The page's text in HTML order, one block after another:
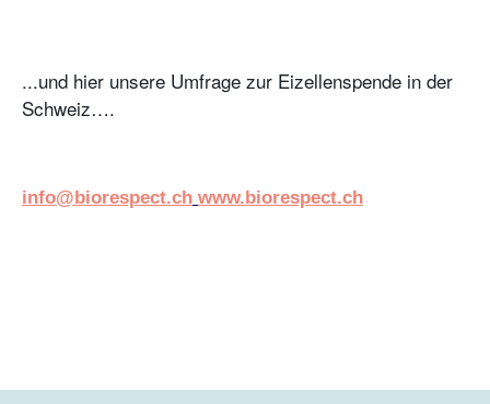
...und hier unsere Umfrage zur Eizellenspende in der
Schweiz….
info@biorespect.ch www.biorespect.ch